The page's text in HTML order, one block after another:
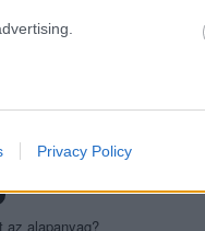
analytics like cookies on
functionality of the website
Privacy Policy
az alapanyag?